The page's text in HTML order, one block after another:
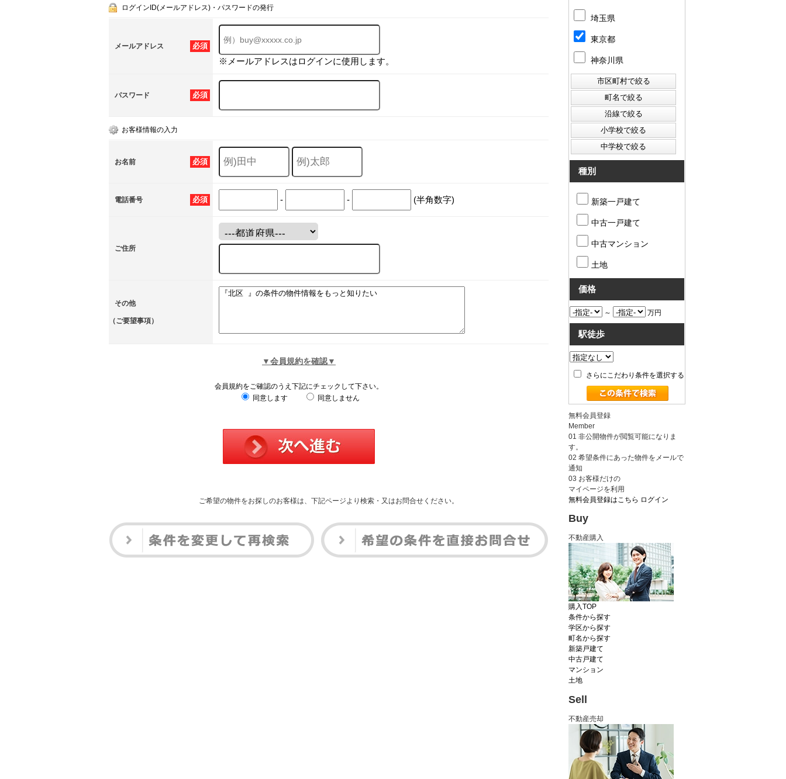
ログインID(メールアドレス)・パスワードの発行
必須
メールアドレス
※メールアドレスはログインに使用します。
必須
パスワード
お客様情報の入力
必須
お名前
必須
電話番号 - - (半角数字)
ご住所
その他
（ご要望事項）
▼会員規約を確認▼
会員規約をご確認のうえ下記にチェックして下さい。
同意します
同意しません
ご希望の物件をお探しのお客様は、下記ページより検索・又はお問合せください。
埼玉県
東京都
神奈川県
種別
新築一戸建て
中古一戸建て
中古マンション
土地
価格
～ 万円
駅徒歩
さらにこだわり条件を選択する
無料会員登録
Member
01 非公開物件が閲覧可能になりま
す。
02 希望条件にあった物件をメールで
通知
03 お客様だけの
マイページを利用
無料会員登録はこちら ログイン
Buy
不動産購入
購入TOP
条件から探す
学区から探す
町名から探す
新築戸建て
中古戸建て
マンション
土地
Sell
不動産売却